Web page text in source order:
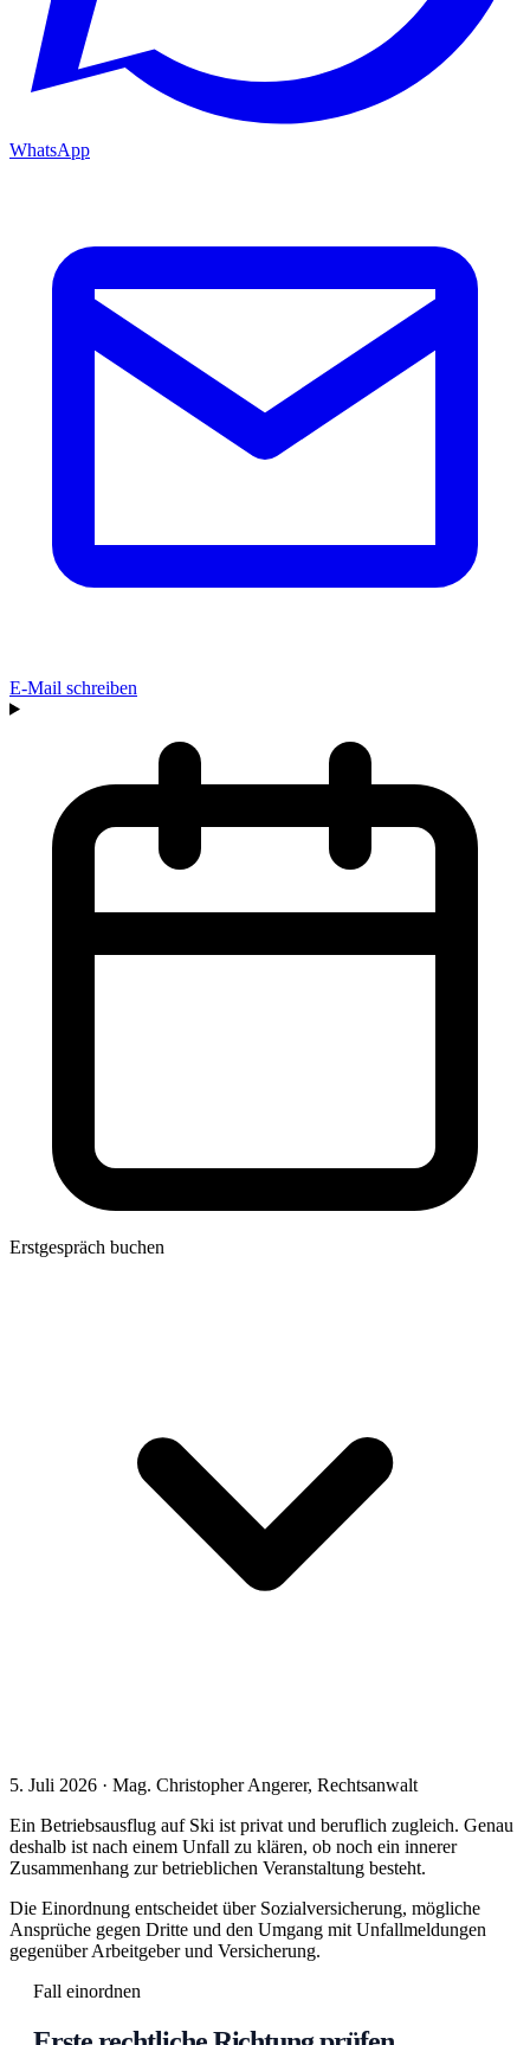
WhatsApp
E-Mail schreiben
Erstgespräch buchen
5. Juli 2026 · Mag. Christopher Angerer, Rechtsanwalt
Ein Betriebsausflug auf Ski ist privat und beruflich zugleich. Genau
deshalb ist nach einem Unfall zu klären, ob noch ein innerer
Zusammenhang zur betrieblichen Veranstaltung besteht.
Die Einordnung entscheidet über Sozialversicherung, mögliche
Ansprüche gegen Dritte und den Umgang mit Unfallmeldungen
gegenüber Arbeitgeber und Versicherung.
Fall einordnen